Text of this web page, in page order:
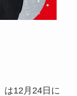
は12月24日に